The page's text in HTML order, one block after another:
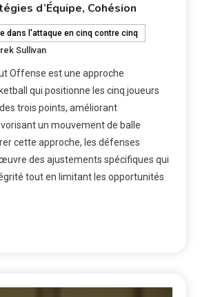
d’Équipe, Cohésion
dans l'attaque en cinq contre cinq
Sullivan
Offense est une approche
qui positionne les cinq joueurs
trois points, améliorant
un mouvement de balle
cette approche, les défenses
des ajustements spécifiques qui
tout en limitant les opportunités